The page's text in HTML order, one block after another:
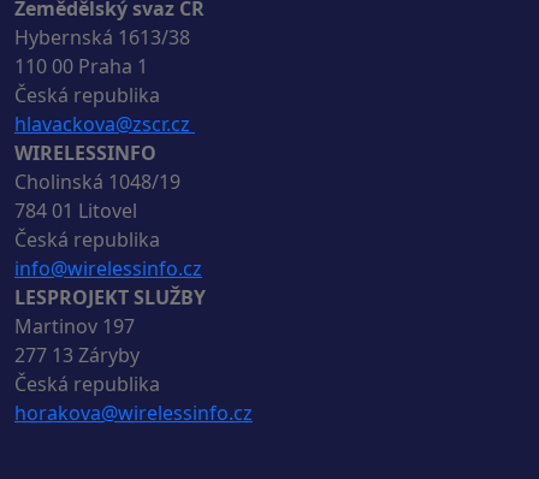
Zemědělský svaz ČR
Hybernská 1613/38
110 00 Praha 1
Česká republika
hlavackova@zscr.cz
WIRELESSINFO
Cholinská 1048/19
784 01 Litovel
Česká republika
info@wirelessinfo.cz
LESPROJEKT SLUŽBY
Martinov 197
277 13 Záryby
Česká republika
horakova@wirelessinfo.cz